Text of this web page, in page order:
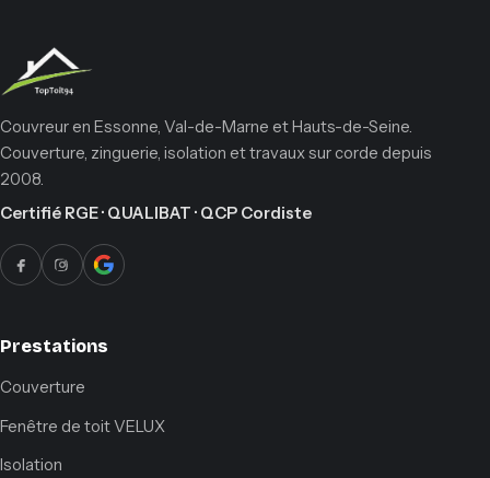
Couvreur en Essonne, Val-de-Marne et Hauts-de-Seine.
Couverture, zinguerie, isolation et travaux sur corde depuis
2008.
Certifié RGE · QUALIBAT · QCP Cordiste
Prestations
Couverture
Fenêtre de toit VELUX
Isolation